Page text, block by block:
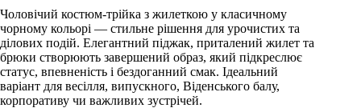
Чоловічий костюм-трійка з жилеткою у класичному
чорному кольорі — стильне рішення для урочистих та
ділових подій. Елегантний піджак, приталений жилет та
брюки створюють завершений образ, який підкреслює
статус, впевненість і бездоганний смак. Ідеальний
варіант для весілля, випускного, Віденського балу,
корпоративу чи важливих зустрічей.